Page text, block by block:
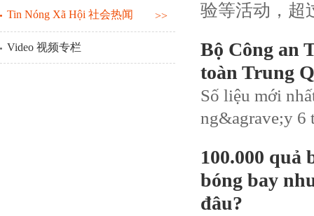
Tin Nóng Xã Hội 社会热闻 >>
Video 视频专栏
验等活动，超
Bộ Công an
toàn Trung
Số liệu mới
ng&agrave;y 6
100.000 quả
bóng bay
đâu?